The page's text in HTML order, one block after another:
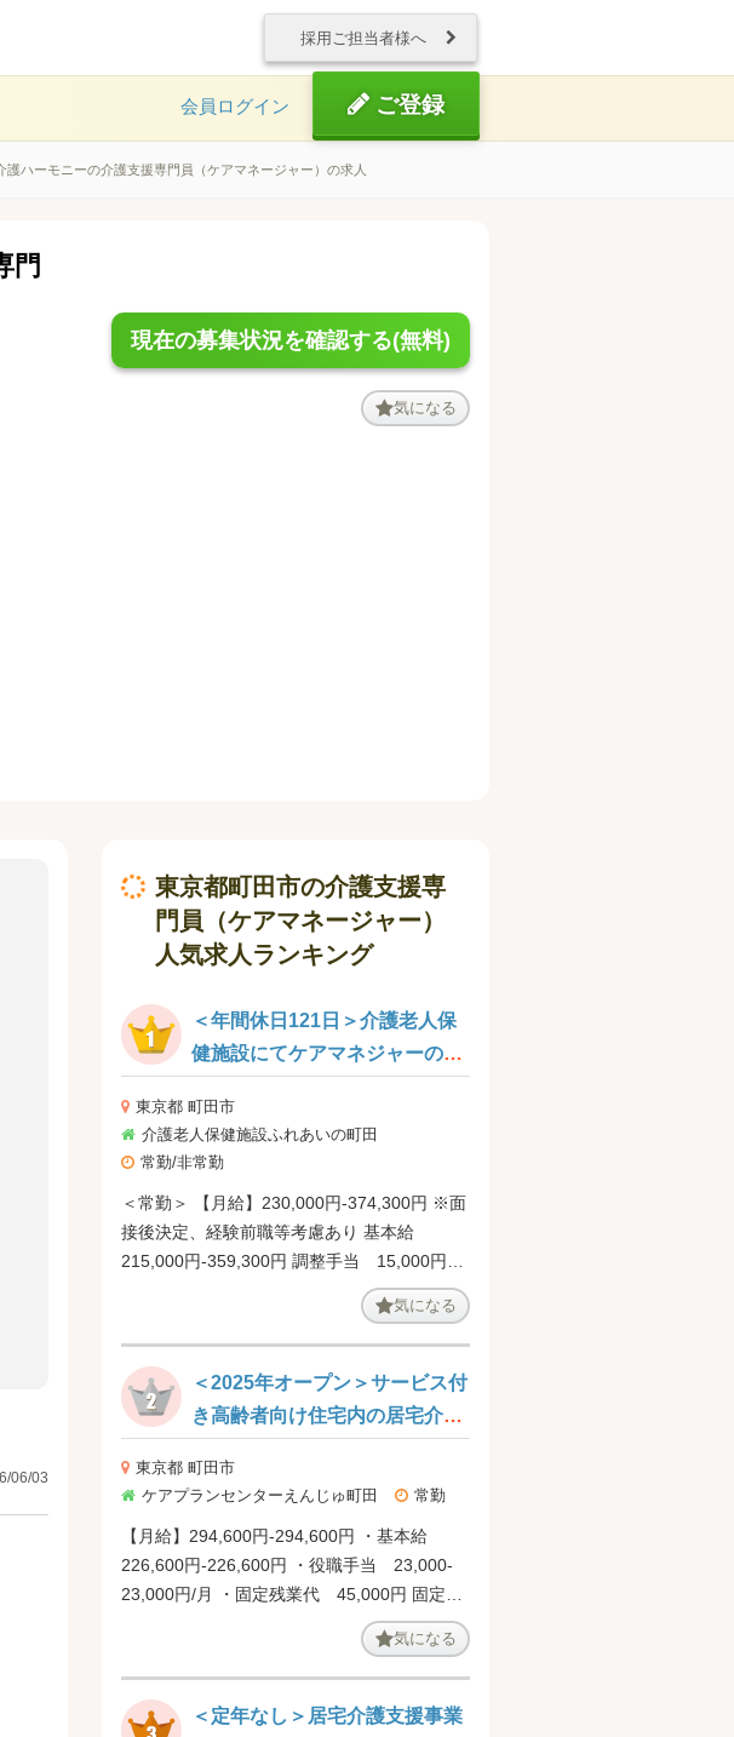
採用ご担当者様へ
会員ログイン ご登録
護ハーモニーの介護支援専門員（ケアマネージャー）の求人
門
現在の募集状況を確認する(無料)
気になる
06/03
東京都町田市の介護支援専
門員（ケアマネージャー）
人気求人ランキング
＜年間休日121日＞介護老人保
健施設にてケアマネジャーの募
東京都 町田市
介護老人保健施設ふれあいの町田
常勤/非常勤
＜常勤＞ 【月給】230,000円‐374,300円 ※面
接後決定、経験前職等考慮あり 基本給
215,000円‐359,300円 調整手当 15,000円
【特記事項】 皆勤手当 10,000円 【賞
与】年3回、4ヶ月分（前年度実績） ＜非常勤
＞ 【時給】1,500円
気になる
＜2025年オープン＞サービス付
き高齢者向け住宅内の居宅介護
の募集です＠八王子市
東京都 町田市
ケアプランセンターえんじゅ町田
常勤
【月給】294,600円-294,600円 ・基本給
226,600円-226,600円 ・役職手当 23,000-
23,000円/月 ・固定残業代 45,000円 固定残
業手当は月２４時間分の残業代を包括してお
り、残業の有無 にかかわらず定額支給。２４
時間を超える分は別途支給。 【賞与】年2
回、561,000円（前年度実績）
気になる
＜定年なし＞居宅介護支援事業